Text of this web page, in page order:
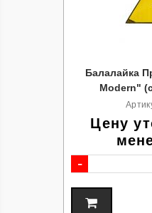
Балалайка
Modern"
Цену
-